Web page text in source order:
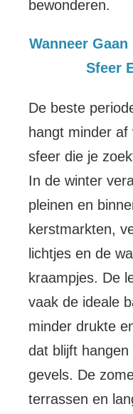
bewonderen.
Wanneer
Sfeer
De beste
hangt minder
sfeer die je
In de winter
pleinen en
kerstmarkten,
lichtjes en de
kraampjes. De
vaak de ideale
minder drukte
dat blijft
gevels. De
terrassen en